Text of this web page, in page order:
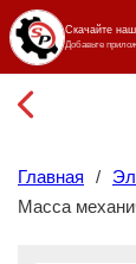
Главная /
Масса